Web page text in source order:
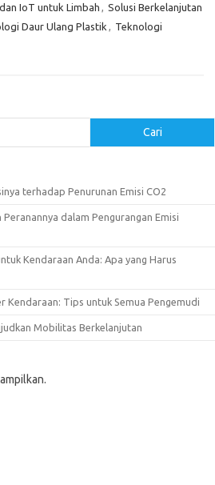
IoT untuk Limbah , Solusi Berkelanjutan
Daur Ulang Plastik , Teknologi
Cari
terhadap Penurunan Emisi CO2
dalam Pengurangan Emisi
Kendaraan Anda: Apa yang Harus
Kendaraan: Tips untuk Semua Pengemudi
Mobilitas Berkelanjutan